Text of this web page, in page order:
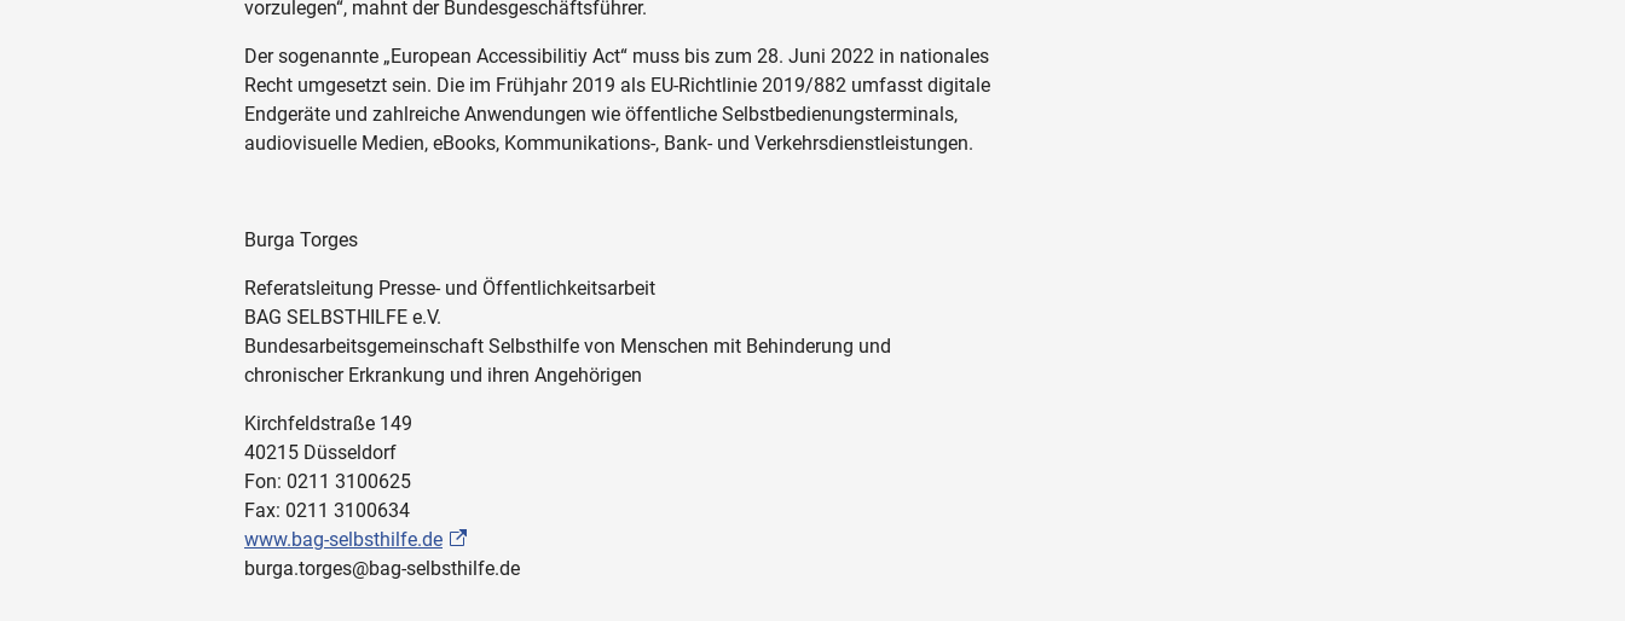
vorzulegen“, mahnt der Bundesgeschäftsführer.
Der sogenannte „European Accessibilitiy Act“ muss bis zum 28. Juni 2022 in nationales
Recht umgesetzt sein. Die im Frühjahr 2019 als EU-Richtlinie 2019/882 umfasst digitale
Endgeräte und zahlreiche Anwendungen wie öffentliche Selbstbedienungsterminals,
audiovisuelle Medien, eBooks, Kommunikations-, Bank- und Verkehrsdienstleistungen.
Burga Torges
Referatsleitung Presse- und Öffentlichkeitsarbeit
BAG SELBSTHILFE e.V.
Bundesarbeitsgemeinschaft Selbsthilfe von Menschen mit Behinderung und
chronischer Erkrankung und ihren Angehörigen
Kirchfeldstraße 149
40215 Düsseldorf
Fon: 0211 3100625
Fax: 0211 3100634
www.bag-selbsthilfe.de
burga.torges@bag-selbsthilfe.de